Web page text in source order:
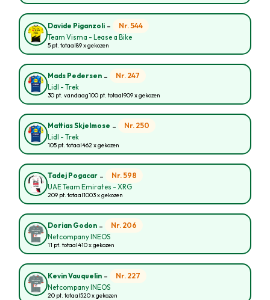
Davide Piganzoli - Nr. 544
Team Visma - Lease a Bike
5 pt. totaal89 x gekozen
Mads Pedersen - Nr. 247
Lidl - Trek
30 pt. vandaag100 pt. totaal909 x gekozen
Mattias Skjelmose - Nr. 250
Lidl - Trek
105 pt. totaal462 x gekozen
Tadej Pogacar - Nr. 598
UAE Team Emirates - XRG
209 pt. totaal1003 x gekozen
Dorian Godon - Nr. 206
Netcompany INEOS
11 pt. totaal410 x gekozen
Kevin Vauquelin - Nr. 227
Netcompany INEOS
20 pt. totaal520 x gekozen